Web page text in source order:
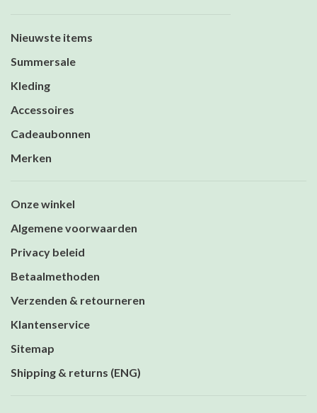
Nieuwste items
Summersale
Kleding
Accessoires
Cadeaubonnen
Merken
Onze winkel
Algemene voorwaarden
Privacy beleid
Betaalmethoden
Verzenden & retourneren
Klantenservice
Sitemap
Shipping & returns (ENG)